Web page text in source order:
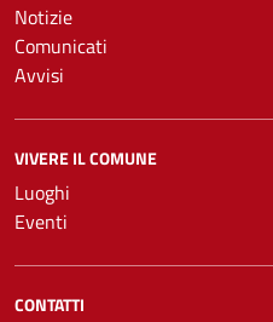
Notizie
Comunicati
Avvisi
VIVERE IL COMUNE
Luoghi
Eventi
CONTATTI